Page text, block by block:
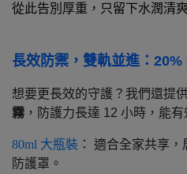
從此告別厚重，只留下水潤清
長效防禦，雙軌並進：20%
想要更長效的守護？我們還提
霧 ，防護力長達 12 小時，能
80ml 大瓶裝 ： 適合全家共享
防護罩。